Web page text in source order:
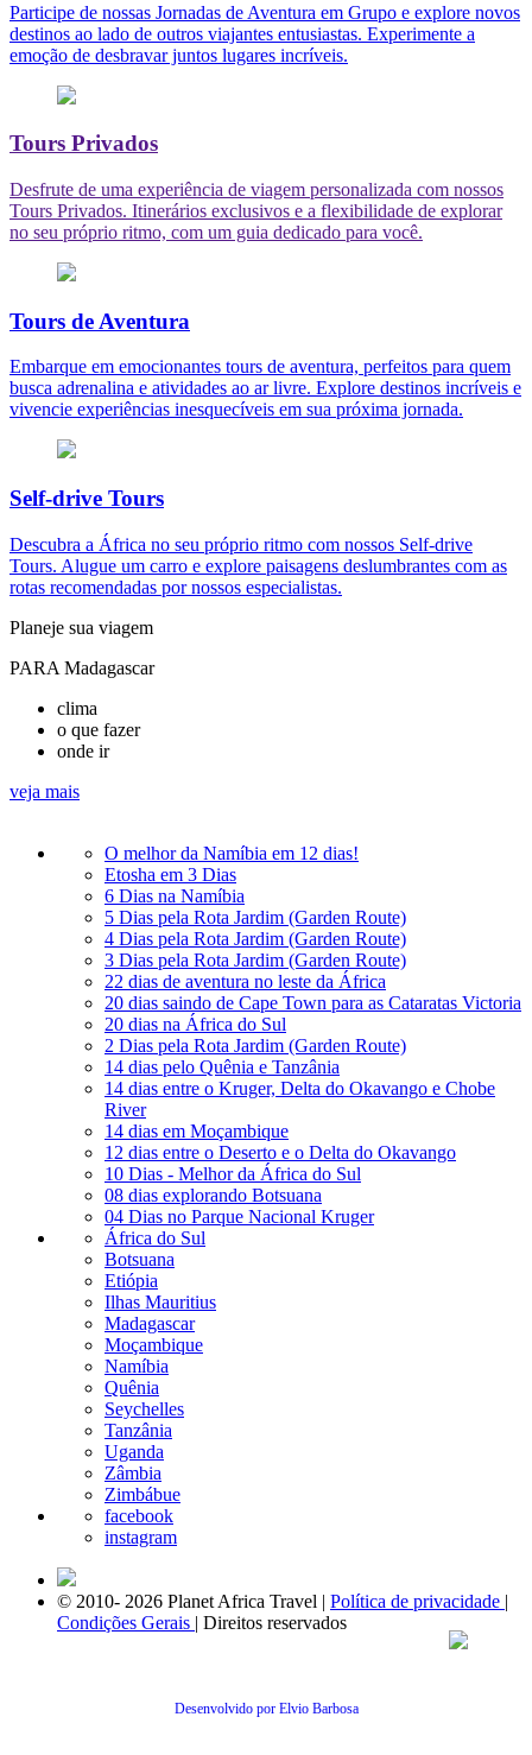
Participe de nossas Jornadas de Aventura em Grupo e explore novos
destinos ao lado de outros viajantes entusiastas. Experimente a
emoção de desbravar juntos lugares incríveis.
Tours Privados
Desfrute de uma experiência de viagem personalizada com nossos
Tours Privados. Itinerários exclusivos e a flexibilidade de explorar
no seu próprio ritmo, com um guia dedicado para você.
Tours de Aventura
Embarque em emocionantes tours de aventura, perfeitos para quem
busca adrenalina e atividades ao ar livre. Explore destinos incríveis e
vivencie experiências inesquecíveis em sua próxima jornada.
Self-drive Tours
Descubra a África no seu próprio ritmo com nossos Self-drive
Tours. Alugue um carro e explore paisagens deslumbrantes com as
rotas recomendadas por nossos especialistas.
Planeje sua viagem
PARA Madagascar
clima
o que fazer
onde ir
veja mais
O melhor da Namíbia em 12 dias!
Etosha em 3 Dias
6 Dias na Namíbia
5 Dias pela Rota Jardim (Garden Route)
4 Dias pela Rota Jardim (Garden Route)
3 Dias pela Rota Jardim (Garden Route)
22 dias de aventura no leste da África
20 dias saindo de Cape Town para as Cataratas Victoria
20 dias na África do Sul
2 Dias pela Rota Jardim (Garden Route)
14 dias pelo Quênia e Tanzânia
14 dias entre o Kruger, Delta do Okavango e Chobe
River
14 dias em Moçambique
12 dias entre o Deserto e o Delta do Okavango
10 Dias - Melhor da África do Sul
08 dias explorando Botsuana
04 Dias no Parque Nacional Kruger
África do Sul
Botsuana
Etiópia
Ilhas Mauritius
Madagascar
Moçambique
Namíbia
Quênia
Seychelles
Tanzânia
Uganda
Zâmbia
Zimbábue
facebook
instagram
© 2010- 2026 Planet Africa Travel | Política de privacidade |
Condições Gerais | Direitos reservados
Desenvolvido por Elvio Barbosa